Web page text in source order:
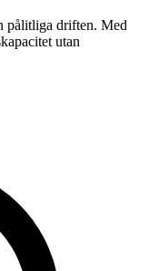
pålitliga driften. Med
utan